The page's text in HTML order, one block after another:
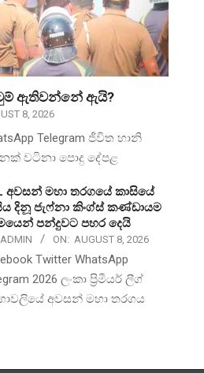
ඇතිවන්නේ ඇයි?
8, 2026
Telegram ජීවිත හානි
වටිනා පොදු දේපළ
අවසන් මහා තරගයේ කාසියේ
දිනූ ජැෆ්නා කිංග්ස් කණ්ඩායම
පන්දුවට පහර දෙයි
ADMIN ON: AUGUST 8, 2026
Twitter WhatsApp
2026 ලංකා ප්‍රිමීයර් ලීග්
අවසන් මහා තරගය